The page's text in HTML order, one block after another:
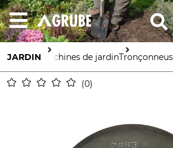
JARDIN Machines de jardin
0